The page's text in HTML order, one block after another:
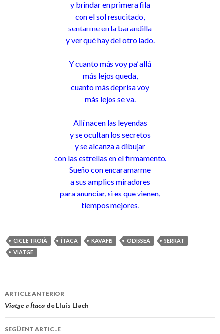
y brindar en primera fila
con el sol resucitado,
sentarme en la barandilla
y ver qué hay del otro lado.
Y cuanto más voy pa’ allá
más lejos queda,
cuanto más deprisa voy
más lejos se va.
Allí nacen las leyendas
y se ocultan los secretos
y se alcanza a dibujar
con las estrellas en el firmamento.
Sueño con encaramarme
a sus amplios miradores
para anunciar, si es que vienen,
tiempos mejores.
CICLE TROIÀ ÍTACA KAVAFIS ODISSEA
SERRAT
VIATGE
Navegació
pels
ARTICLE ANTERIOR
Viatge a Ítaca de Lluís Llach
SEGÜENT ARTICLE